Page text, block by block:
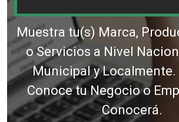
Muestra tu(s) Marca,
o Servicios a Nivel
Municipal y Localmente.
Conoce tu Negocio o
Conocerá.